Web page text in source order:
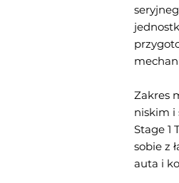
Zakres
niskim i
Stage 1
sobie z
auta i